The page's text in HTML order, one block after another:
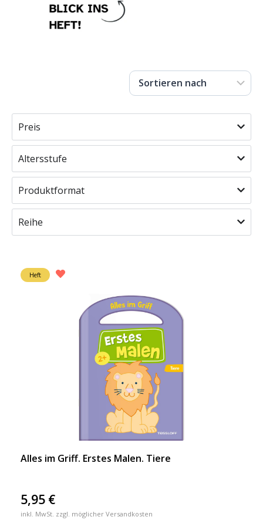
Preis
Altersstufe
Produktformat
Reihe
Heft
Alles im Griff. Erstes Malen. Tiere
5,95 €
inkl. MwSt. zzgl. möglicher Versandkosten